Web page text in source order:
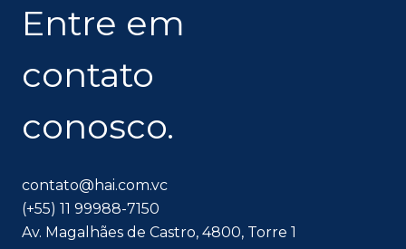
Entre em
contato
conosco.
contato@hai.com.vc
(+55) 11 99988-7150
Av. Magalhães de Castro, 4800, Torre 1